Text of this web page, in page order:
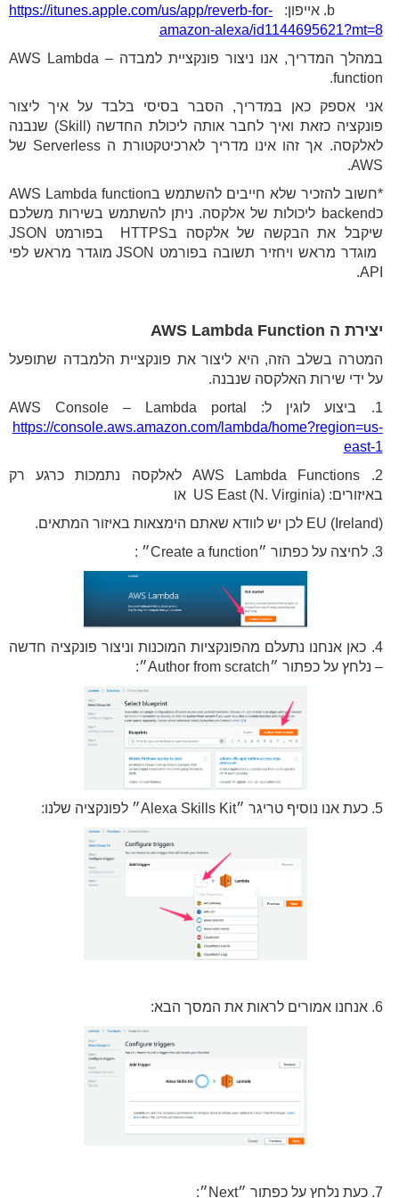
https://itunes.apple.com/us/app/reverb-for-
amazon-alexa/id1144695621?mt=8
במהלך המדריך, אנו ניצור פונקציית למבדה – AWS Lambda
function.
אני אספק כאן במדריך, הסבר בסיסי בלבד על איך ליצור
פונקציה כזאת ואיך לחבר אותה ליכולת החדשה (Skill) שנבנה
לאלקסה. אך זהו אינו מדריך לארכיטקטורת ה Serverless של
AWS.
*חשוב להזכיר שלא חייבים להשתמש בAWS Lambda function
כbackend ליכולות של אלקסה. ניתן להשתמש בשירות משלכם
שיקבל את הבקשה של אלקסה בHTTPS בפורמט JSON
מוגדר מראש ויחזיר תשובה בפורמט JSON מוגדר מראש לפי
API.
יצירת ה AWS Lambda Function
המטרה בשלב הזה, היא ליצור את פונקציית הלמבדה שתופעל
על ידי שירות האלקסה שנבנה.
1. ביצוע לוגין לAWS Console – Lambda portal :
https://console.aws.amazon.com/lambda/home?region=us-
east-1
2. AWS Lambda Functions לאלקסה נתמכות כרגע רק
באיזורים: US East (N. Virginia) או
EU (Ireland) לכן יש לוודא שאתם הימצאות באיזור המתאים.
3. לחיצה על כפתור ״Create a function״ :
4. כאן אנחנו נתעלם מהפונקציות המוכנות וניצור פונקציה חדשה
– נלחץ על כפתור ״Author from scratch״:
5. כעת אנו נוסיף טריגר ״Alexa Skills Kit״ לפונקציה שלנו:
6. אנחנו אמורים לראות את המסך הבא:
7. כעת נלחץ על כפתור ״Next״: